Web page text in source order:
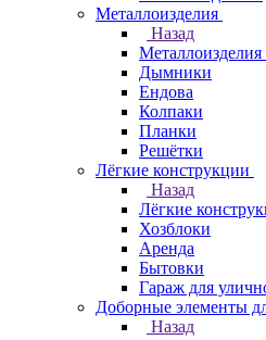
Металлоизделия
Назад
Металлоизделия
Дымники
Ендова
Колпаки
Планки
Решётки
Лёгкие конструкции
Назад
Лёгкие
Хозблоки
Аренда
Бытовки
Гараж для
Доборные элементы
Назад